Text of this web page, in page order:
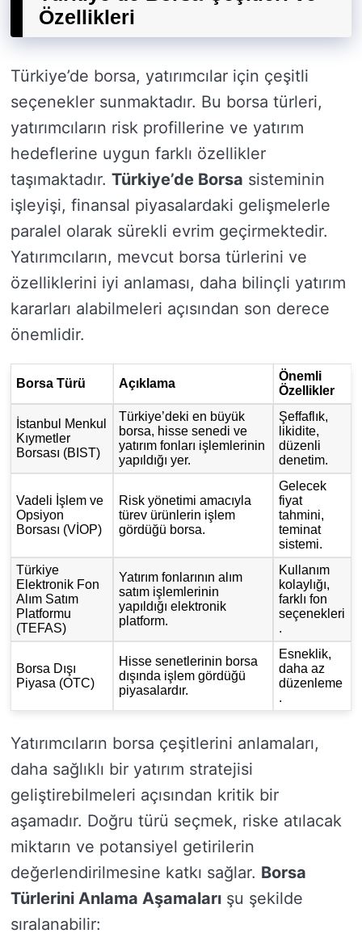
Özellikleri
Türkiye’de borsa, yatırımcılar için çeşitli
seçenekler sunmaktadır. Bu borsa türleri,
yatırımcıların risk profillerine ve yatırım
hedeflerine uygun farklı özellikler
taşımaktadır. Türkiye’de Borsa sisteminin
işleyişi, finansal piyasalardaki gelişmelerle
paralel olarak sürekli evrim geçirmektedir.
Yatırımcıların, mevcut borsa türlerini ve
özelliklerini iyi anlaması, daha bilinçli yatırım
kararları alabilmeleri açısından son derece
önemlidir.
Borsa Türü Açıklama
Önemli
Özellikler
İstanbul Menkul
Kıymetler
Borsası (BIST)
Türkiye’deki en büyük
borsa, hisse senedi ve
yatırım fonları işlemlerinin
yapıldığı yer.
Şeffaflık,
likidite,
düzenli
denetim.
Vadeli İşlem ve
Opsiyon
Borsası (VİOP)
Risk yönetimi amacıyla
türev ürünlerin işlem
gördüğü borsa.
Gelecek
fiyat
tahmini,
teminat
sistemi.
Türkiye
Elektronik Fon
Alım Satım
Platformu
(TEFAS)
Yatırım fonlarının alım
satım işlemlerinin
yapıldığı elektronik
platform.
Kullanım
kolaylığı,
farklı fon
seçenekleri
.
Borsa Dışı
Piyasa (OTC)
Hisse senetlerinin borsa
dışında işlem gördüğü
piyasalardır.
Esneklik,
daha az
düzenleme
.
Yatırımcıların borsa çeşitlerini anlamaları,
daha sağlıklı bir yatırım stratejisi
geliştirebilmeleri açısından kritik bir
aşamadır. Doğru türü seçmek, riske atılacak
miktarın ve potansiyel getirilerin
değerlendirilmesine katkı sağlar. Borsa
Türlerini Anlama Aşamaları şu şekilde
sıralanabilir: